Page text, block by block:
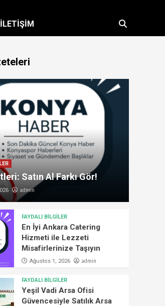
İLETİŞİM
Satın Al Farkı Gör!
admin
FAYDALI BİLGİLER
En İyi Ankara Catering
Hizmeti ile Lezzeti
Misafirlerinize Taşıyın
Ağustos 1, 2026 admin
FAYDALI BİLGİLER
Yeşil Vadi Arsa Ofisi
Güvencesiyle Satılık Arsa